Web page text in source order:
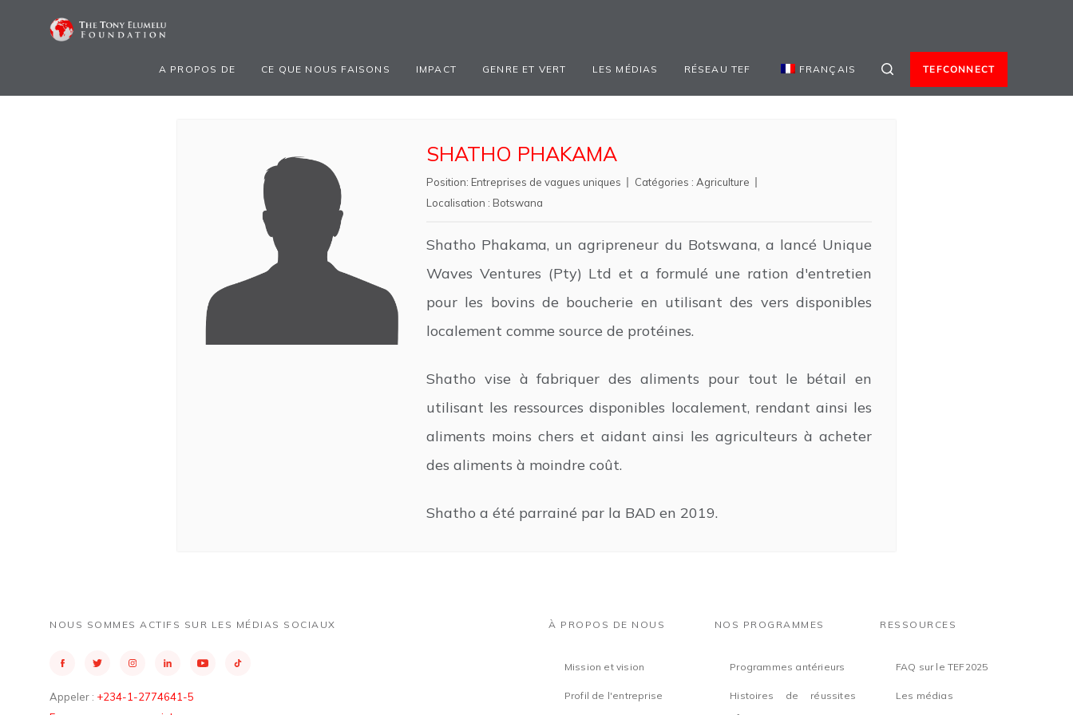
A PROPOS DE CE QUE NOUS FAISONS IMPACT GENRE ET VERT LES MÉDIAS RÉSEAU TEF FRANÇAIS TEFCONNECT
SHATHO PHAKAMA
Position: Entreprises de vagues uniques Catégories : Agriculture
Localisation : Botswana
Shatho Phakama, un agripreneur du Botswana, a lancé Unique
Waves Ventures (Pty) Ltd et a formulé une ration d'entretien
pour les bovins de boucherie en utilisant des vers disponibles
localement comme source de protéines.
Shatho vise à fabriquer des aliments pour tout le bétail en
utilisant les ressources disponibles localement, rendant ainsi les
aliments moins chers et aidant ainsi les agriculteurs à acheter
des aliments à moindre coût.
Shatho a été parrainé par la BAD en 2019.
NOUS SOMMES ACTIFS SUR LES MÉDIAS SOCIAUX
Appeler : +234-1-2774641-5
À PROPOS DE NOUS
Mission et vision
Profil de l'entreprise
NOS PROGRAMMES
Programmes antérieurs
Histoires de réussites
RESSOURCES
FAQ sur le TEF2025
Les médias